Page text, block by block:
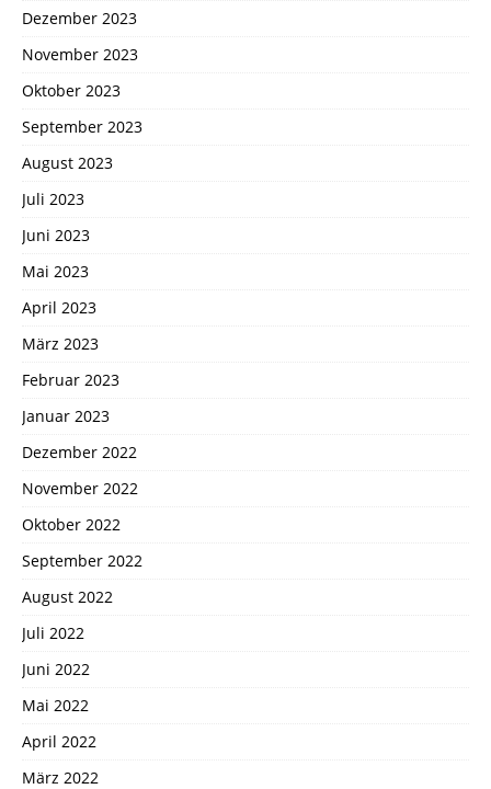
Dezember 2023
November 2023
Oktober 2023
September 2023
August 2023
Juli 2023
Juni 2023
Mai 2023
April 2023
März 2023
Februar 2023
Januar 2023
Dezember 2022
November 2022
Oktober 2022
September 2022
August 2022
Juli 2022
Juni 2022
Mai 2022
April 2022
März 2022